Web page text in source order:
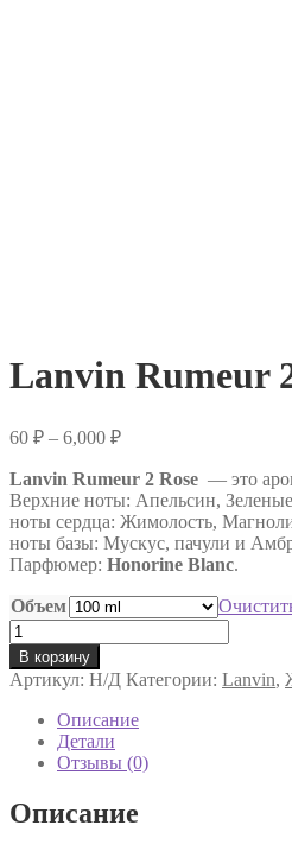
Lanvin Rumeur
60 ₽ – 6,000 ₽Диапазон
60 ₽
–
6,000 ₽
Lanvin Rumeur 2 Rose — это
Верхние ноты: Апельсин,
ноты сердца: Жимолость,
ноты базы: Мускус, пачули и
Парфюмер: Honorine Blanc.
Объем
Количество
товара
Lanvin
Rumeur
Rose
женский
В корзину
Артикул: Н/Д Категории: Lanvin,
Описание
Детали
Отзывы (0)
Описание